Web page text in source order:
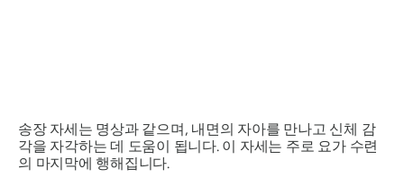
송장 자세는 명상과 같으며, 내면의 자아를 만나고 신체 감
각을 자각하는 데 도움이 됩니다. 이 자세는 주로 요가 수련
의 마지막에 행해집니다.